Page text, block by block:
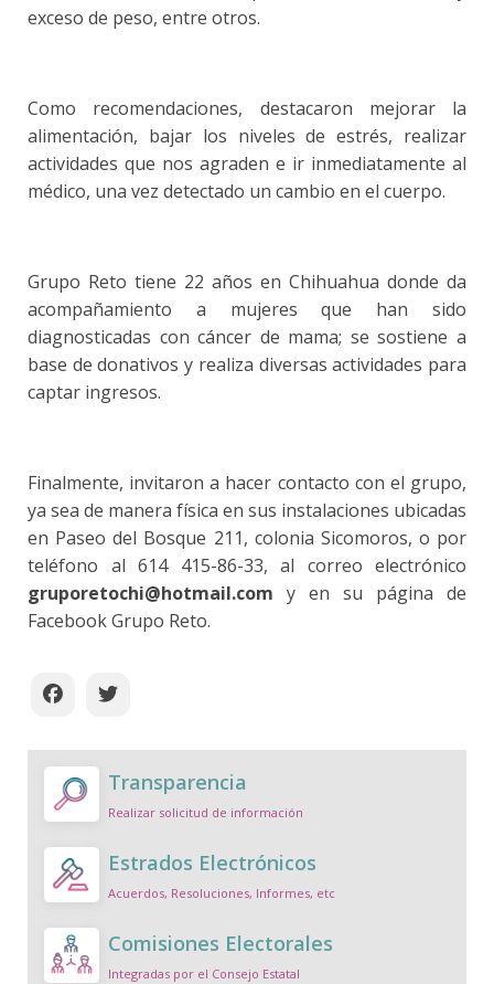
exceso de peso, entre otros.
Como recomendaciones, destacaron mejorar la
alimentación, bajar los niveles de estrés, realizar
actividades que nos agraden e ir inmediatamente al
médico, una vez detectado un cambio en el cuerpo.
Grupo Reto tiene 22 años en Chihuahua donde da
acompañamiento a mujeres que han sido
diagnosticadas con cáncer de mama; se sostiene a
base de donativos y realiza diversas actividades para
captar ingresos.
Finalmente, invitaron a hacer contacto con el grupo,
ya sea de manera física en sus instalaciones ubicadas
en Paseo del Bosque 211, colonia Sicomoros, o por
teléfono al 614 415-86-33, al correo electrónico
gruporetochi@hotmail.com y en su página de
Facebook Grupo Reto.
Transparencia
Realizar solicitud de información
Estrados Electrónicos
Acuerdos, Resoluciones, Informes, etc
Comisiones Electorales
Integradas por el Consejo Estatal